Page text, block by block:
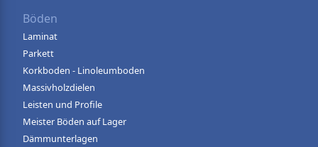
Böden
Laminat
Parkett
Korkboden - Linoleumboden
Massivholzdielen
Leisten und Profile
Meister Böden auf Lager
Dämmunterlagen